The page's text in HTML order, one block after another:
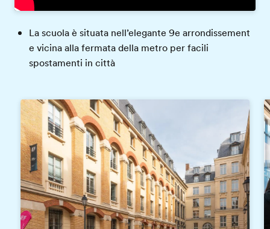
La scuola è situata nell’elegante 9e arrondissement
e vicina alla fermata della metro per facili
spostamenti in città